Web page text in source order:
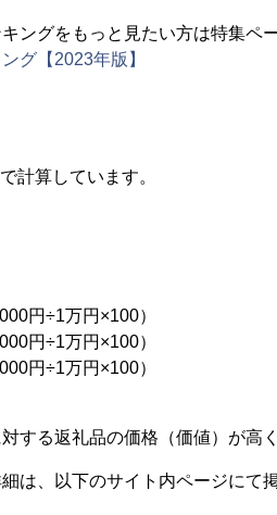
ングをもっと見たい方は特集ペ
グ【2023年版】
計算しています。
円÷1万円×100）
円÷1万円×100）
円÷1万円×100）
する返礼品の価格（価値）が高く
は、以下のサイト内ページにて